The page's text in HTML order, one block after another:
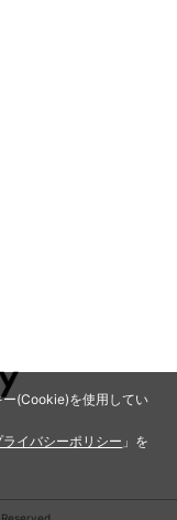
(Cookie)を使用してい
ライバシーポリシー 」を